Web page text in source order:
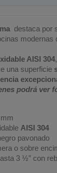
destaca por
modernas
AISI 304
una superficie
podrá ver
AISI 304
pavonado
o sobre
3 ½” con